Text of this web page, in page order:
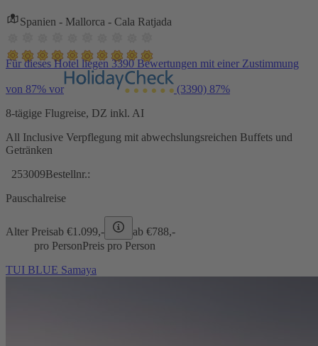
Spanien - Mallorca - Cala Ratjada
Für dieses Hotel liegen 3390 Bewertungen mit einer Zustimmung
von 87% vor (3390) 87%
8-tägige Flugreise, DZ inkl. AI
All Inclusive Verpflegung mit abwechslungsreichen Buffets und
Getränken
253009Bestellnr.:
Pauschalreise
Alter Preisab €1.099,- ab €788,-
pro PersonPreis pro Person
TUI BLUE Samaya